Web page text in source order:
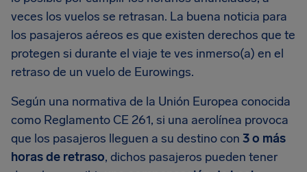
veces los vuelos se retrasan. La buena noticia para
los pasajeros aéreos es que existen derechos que te
protegen si durante el viaje te ves inmerso(a) en el
retraso de un vuelo de Eurowings.
Según una normativa de la Unión Europea conocida
como Reglamento CE 261, si una aerolínea provoca
que los pasajeros lleguen a su destino con 3 o más
horas de retraso, dichos pasajeros pueden tener